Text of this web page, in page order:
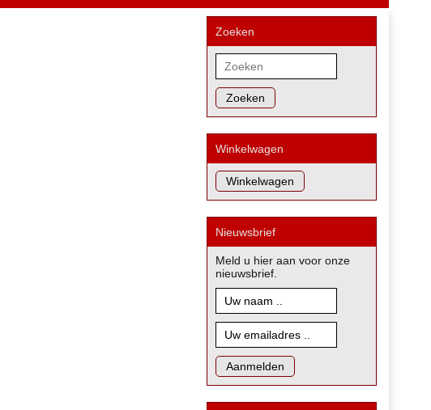
Zoeken
Zoeken
Winkelwagen
Nieuwsbrief
Meld u hier aan voor onze
nieuwsbrief.